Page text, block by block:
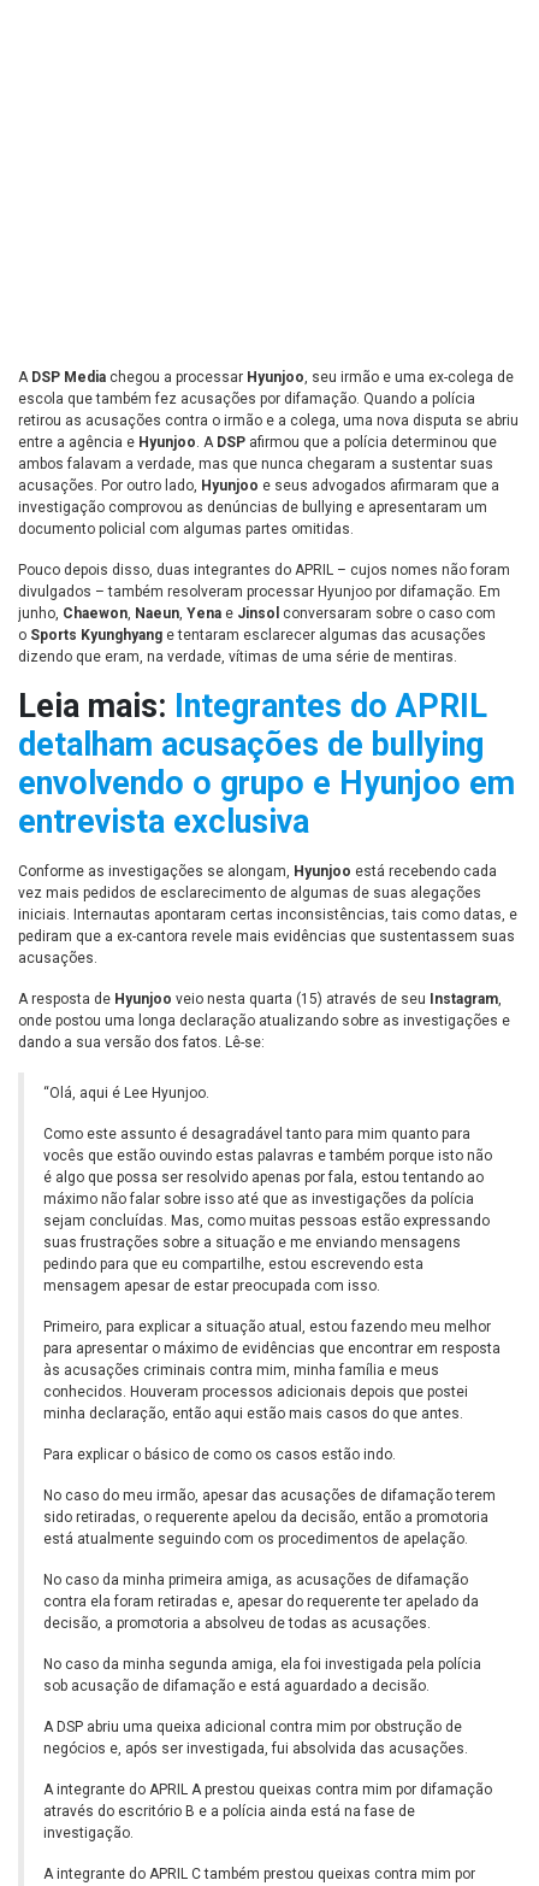
A DSP Media chegou a processar Hyunjoo, seu irmão e uma ex-colega de
escola que também fez acusações por difamação. Quando a polícia
retirou as acusações contra o irmão e a colega, uma nova disputa se abriu
entre a agência e Hyunjoo. A DSP afirmou que a polícia determinou que
ambos falavam a verdade, mas que nunca chegaram a sustentar suas
acusações. Por outro lado, Hyunjoo e seus advogados afirmaram que a
investigação comprovou as denúncias de bullying e apresentaram um
documento policial com algumas partes omitidas.
Pouco depois disso, duas integrantes do APRIL – cujos nomes não foram
divulgados – também resolveram processar Hyunjoo por difamação. Em
junho, Chaewon, Naeun, Yena e Jinsol conversaram sobre o caso com
o Sports Kyunghyang e tentaram esclarecer algumas das acusações
dizendo que eram, na verdade, vítimas de uma série de mentiras.
Leia mais: Integrantes do APRIL
detalham acusações de bullying
envolvendo o grupo e Hyunjoo em
entrevista exclusiva
Conforme as investigações se alongam, Hyunjoo está recebendo cada
vez mais pedidos de esclarecimento de algumas de suas alegações
iniciais. Internautas apontaram certas inconsistências, tais como datas, e
pediram que a ex-cantora revele mais evidências que sustentassem suas
acusações.
A resposta de Hyunjoo veio nesta quarta (15) através de seu Instagram,
onde postou uma longa declaração atualizando sobre as investigações e
dando a sua versão dos fatos. Lê-se:
“Olá, aqui é Lee Hyunjoo.
Como este assunto é desagradável tanto para mim quanto para
vocês que estão ouvindo estas palavras e também porque isto não
é algo que possa ser resolvido apenas por fala, estou tentando ao
máximo não falar sobre isso até que as investigações da polícia
sejam concluídas. Mas, como muitas pessoas estão expressando
suas frustrações sobre a situação e me enviando mensagens
pedindo para que eu compartilhe, estou escrevendo esta
mensagem apesar de estar preocupada com isso.
Primeiro, para explicar a situação atual, estou fazendo meu melhor
para apresentar o máximo de evidências que encontrar em resposta
às acusações criminais contra mim, minha família e meus
conhecidos. Houveram processos adicionais depois que postei
minha declaração, então aqui estão mais casos do que antes.
Para explicar o básico de como os casos estão indo.
No caso do meu irmão, apesar das acusações de difamação terem
sido retiradas, o requerente apelou da decisão, então a promotoria
está atualmente seguindo com os procedimentos de apelação.
No caso da minha primeira amiga, as acusações de difamação
contra ela foram retiradas e, apesar do requerente ter apelado da
decisão, a promotoria a absolveu de todas as acusações.
No caso da minha segunda amiga, ela foi investigada pela polícia
sob acusação de difamação e está aguardado a decisão.
A DSP abriu uma queixa adicional contra mim por obstrução de
negócios e, após ser investigada, fui absolvida das acusações.
A integrante do APRIL A prestou queixas contra mim por difamação
através do escritório B e a polícia ainda está na fase de
investigação.
A integrante do APRIL C também prestou queixas contra mim por